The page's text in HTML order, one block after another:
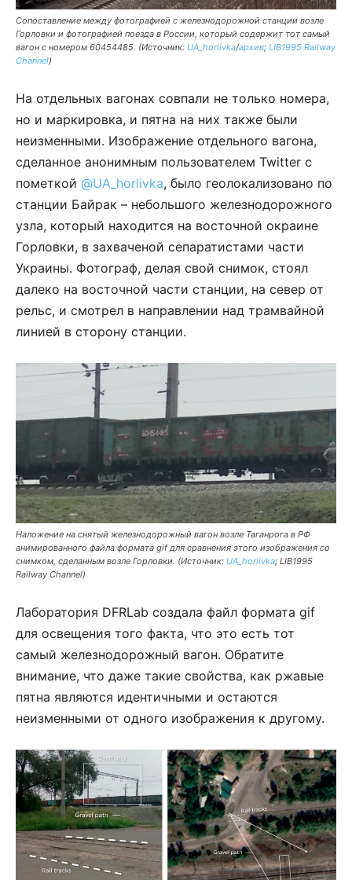
Сопоставление между фотографией с железнодорожной станции возле
Горловки и фотографией поезда в России, который содержит тот самый
вагон с номером 60454485. (Источник: UA_horlivka/архив; LIB1995 Railway
Channel)
На отдельных вагонах совпали не только номера,
но и маркировка, и пятна на них также были
неизменными. Изображение отдельного вагона,
сделанное анонимным пользователем Twitter с
пометкой @UA_horlivka, было геолокализовано по
станции Байрак – небольшого железнодорожного
узла, который находится на восточной окраине
Горловки, в захваченой сепаратистами части
Украины. Фотограф, делая свой снимок, стоял
далеко на восточной части станции, на север от
рельс, и смотрел в направлении над трамвайной
линией в сторону станции.
Наложение на снятый железнодорожный вагон возле Таганрога в РФ
анимированного файла формата gif для сравнения этого изображения со
снимком, сделанным возле Горловки. (Источник: UA_horlivka; LIB1995
Railway Channel)
Лаборатория DFRLab создала файл формата gif
для освещения того факта, что это есть тот
самый железнодорожный вагон. Обратите
внимание, что даже такие свойства, как ржавые
пятна являются идентичными и остаются
неизменными от одного изображения к другому.